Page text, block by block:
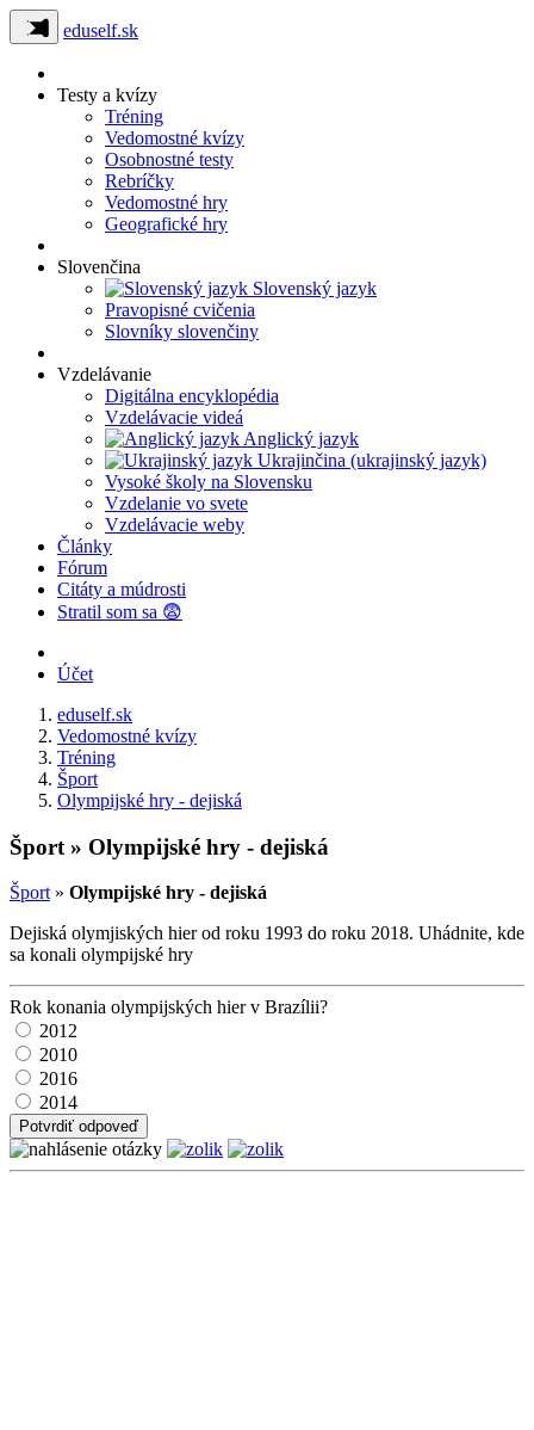
eduself.sk
Testy a kvízy
Tréning
Vedomostné kvízy
Osobnostné testy
Rebríčky
Vedomostné hry
Geografické hry
Slovenčina
Slovenský jazyk
Pravopisné cvičenia
Slovníky slovenčiny
Vzdelávanie
Digitálna encyklopédia
Vzdelávacie videá
Anglický jazyk
Ukrajinčina (ukrajinský jazyk)
Vysoké školy na Slovensku
Vzdelanie vo svete
Vzdelávacie weby
Články
Fórum
Citáty a múdrosti
Stratil som sa 😨
Účet
eduself.sk
Vedomostné kvízy
Tréning
Šport
Olympijské hry - dejiská
Šport » Olympijské hry - dejiská
Šport» Olympijské hry - dejiská
Dejiská olymjiských hier od roku 1993 do roku 2018. Uhádnite, kde
sa konali olympijské hry
Rok konania olympijských hier v Brazílii?
2012
2010
2016
2014
Potvrdiť odpoveď